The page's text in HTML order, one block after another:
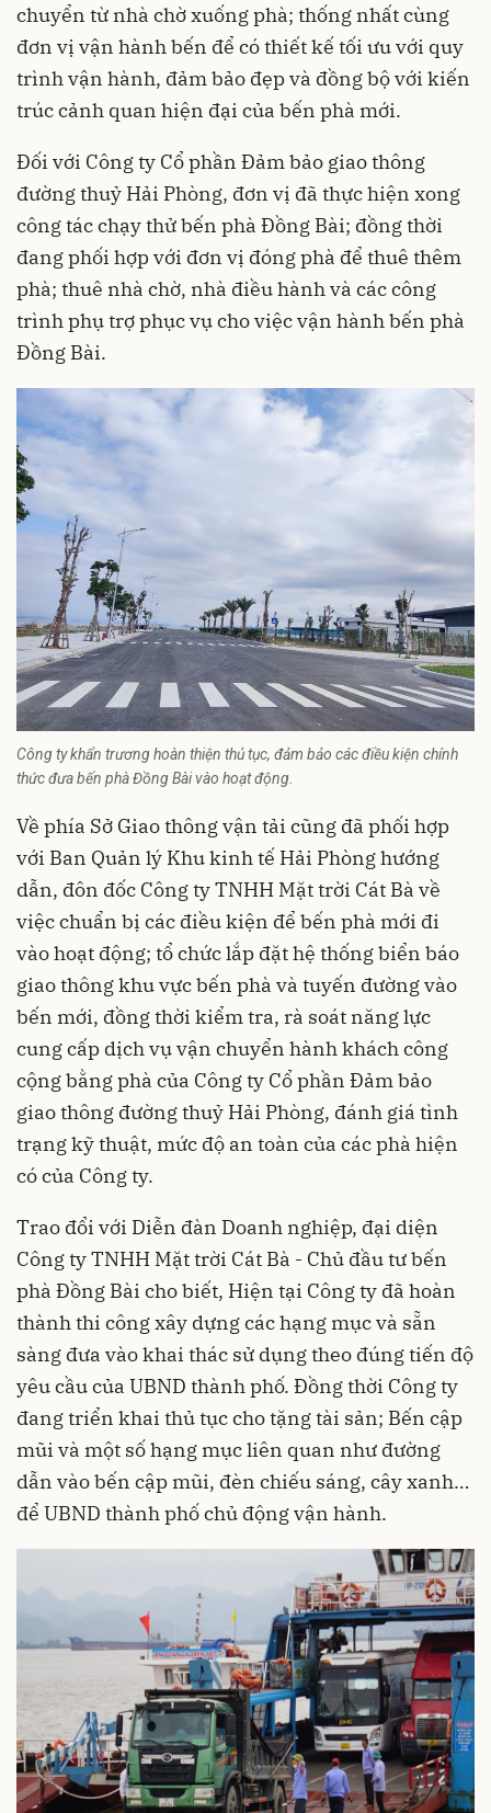
chuyển từ nhà chờ xuống phà; thống nhất cùng
đơn vị vận hành bến để có thiết kế tối ưu với quy
trình vận hành, đảm bảo đẹp và đồng bộ với kiến
trúc cảnh quan hiện đại của bến phà mới.
Đối với Công ty Cổ phần Đảm bảo giao thông
đường thuỷ Hải Phòng, đơn vị đã thực hiện xong
công tác chạy thử bến phà Đồng Bài; đồng thời
đang phối hợp với đơn vị đóng phà để thuê thêm
phà; thuê nhà chờ, nhà điều hành và các công
trình phụ trợ phục vụ cho việc vận hành bến phà
Đồng Bài.
Công ty khẩn trương hoàn thiện thủ tục, đảm bảo các điều kiện chính
thức đưa bến phà Đồng Bài vào hoạt động.
Về phía Sở Giao thông vận tải cũng đã phối hợp
với Ban Quản lý Khu kinh tế Hải Phòng hướng
dẫn, đôn đốc Công ty TNHH Mặt trời Cát Bà về
việc chuẩn bị các điều kiện để bến phà mới đi
vào hoạt động; tổ chức lắp đặt hệ thống biển báo
giao thông khu vực bến phà và tuyến đường vào
bến mới, đồng thời kiểm tra, rà soát năng lực
cung cấp dịch vụ vận chuyển hành khách công
cộng bằng phà của Công ty Cổ phần Đảm bảo
giao thông đường thuỷ Hải Phòng, đánh giá tình
trạng kỹ thuật, mức độ an toàn của các phà hiện
có của Công ty.
Trao đổi với Diễn đàn Doanh nghiệp, đại diện
Công ty TNHH Mặt trời Cát Bà - Chủ đầu tư bến
phà Đồng Bài cho biết, Hiện tại Công ty đã hoàn
thành thi công xây dựng các hạng mục và sẵn
sàng đưa vào khai thác sử dụng theo đúng tiến độ
yêu cầu của UBND thành phố. Đồng thời Công ty
đang triển khai thủ tục cho tặng tài sản; Bến cập
mũi và một số hạng mục liên quan như đường
dẫn vào bến cập mũi, đèn chiếu sáng, cây xanh…
để UBND thành phố chủ động vận hành.